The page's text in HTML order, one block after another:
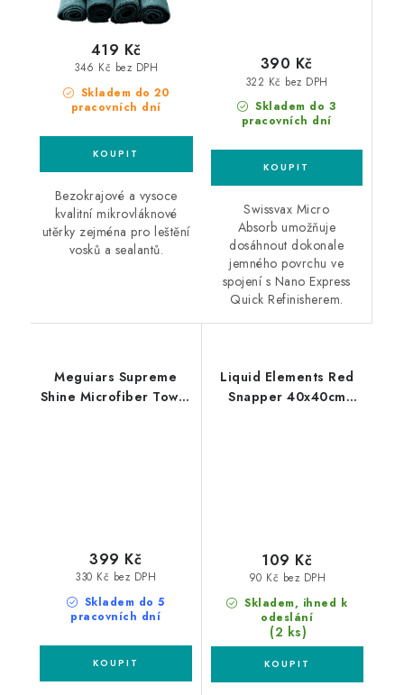
Skladem do 20
pracovních dní
346 Kč bez DPH
419 Kč
Bezokrajové a vysoce
kvalitní mikrovláknové
utěrky zejména pro leštění
vosků a sealantů.
Skladem do 3
pracovních dní
322 Kč bez DPH
390 Kč
Swissvax Micro
Absorb umožňuje
dosáhnout dokonale
jemného povrchu ve
spojení s Nano Express
Quick Refinisherem.
Meguiars Supreme
Shine Microfiber Towel
Skladem do 5
pracovních dní
330 Kč bez DPH
399 Kč
Liquid Elements Red
Snapper 40x40cm
Skladem, ihned k
odeslání
(2 ks)
90 Kč bez DPH
109 Kč